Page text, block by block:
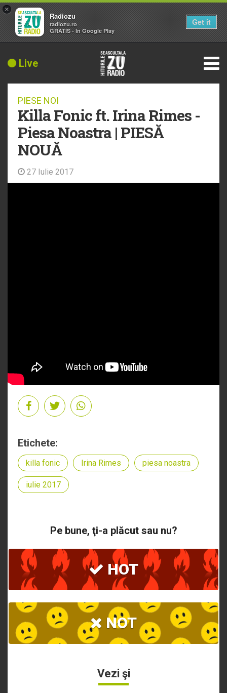
Live
PIESE NOI
Killa Fonic ft. Irina Rimes -
Piesa Noastra | PIESĂ
NOUĂ
27 Iulie 2017
Etichete:
killa fonic Irina Rimes piesa noastra
iulie 2017
Pe bune, ţi-a plăcut sau nu?
HOT
NOT
Vezi şi
×
Radiozu
radiozu.ro
GRATIS - In Google Play
Get it